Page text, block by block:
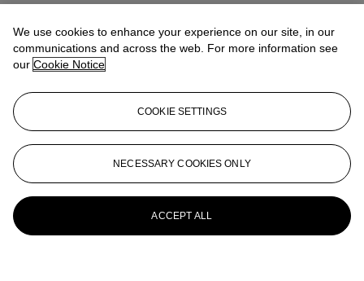
More fromPhotographs
View All
View All
We use cookies to enhance your experience on our site, in our
communications and across the web. For more information see
our Cookie Notice
COOKIE SETTINGS
NECESSARY COOKIES ONLY
ACCEPT ALL